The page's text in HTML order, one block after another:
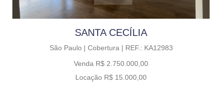
SANTA CECÍLIA
São Paulo | Cobertura | REF.: KA12983
Venda R$ 2.750.000,00
Locação R$ 15.000,00